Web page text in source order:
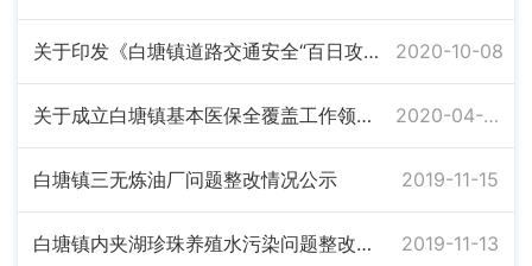
关于印发《白塘镇道路交通安全“百日攻坚”行动实施方案》的通知 2020-10-08
关于成立白塘镇基本医保全覆盖工作领导小组的通知 2020-04-30
白塘镇三无炼油厂问题整改情况公示 2019-11-15
白塘镇内夹湖珍珠养殖水污染问题整改情况公示 2019-11-13